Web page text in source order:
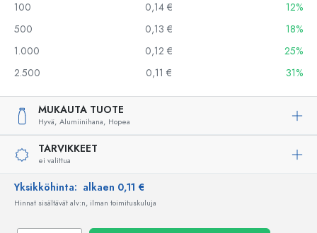
100
0,14 €
12%
500
0,13 €
18%
1.000
0,12 €
25%
2.500
0,11 € 31%
MUKAUTA TUOTE
Hyvä, Alumiinihana, Hopea
TARVIKKEET
ei valittua
Yksikköhinta: alkaen 0,11 €
Hinnat sisältävät alv:n, ilman toimituskuluja